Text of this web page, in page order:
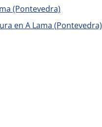
(Pontevedra)
en A Lama (Pontevedra)